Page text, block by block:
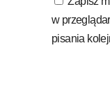
w
pisania